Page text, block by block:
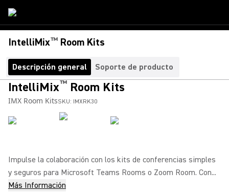
IntelliMix™ Room Kits
Descripción general Soporte de producto
IntelliMix™ Room Kits
IMX Room KitsSKU: IMXRK30
Impulse la colaboración con los kits de conferencias simples
y seguros para Microsoft Teams Rooms o Zoom Room. Con...
Más Información